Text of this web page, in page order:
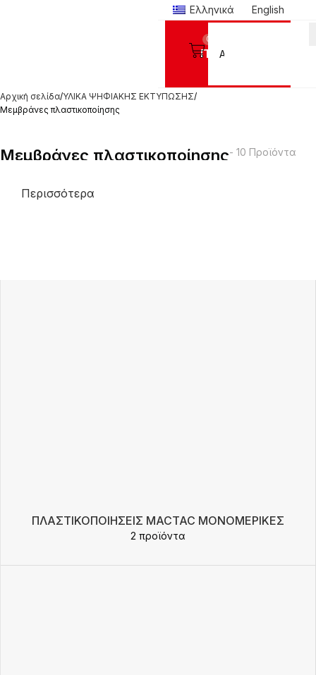
Ελληνικά English
Προϊόντα
0
Αρχική σελίδα ΥΛΙΚΑ ΨΗΦΙΑΚΗΣ ΕΚΤΥΠΩΣΗΣ
Μεμβράνες πλαστικοποίησης
Μεμβράνες πλαστικοποίησης- 10 Προϊόντα
Περισσότερα
ΠΛΑΣΤΙΚΟΠΟΙΉΣΕΙΣ MACTAC ΜΟΝΟΜΕΡΙΚΈΣ
2 προϊόντα